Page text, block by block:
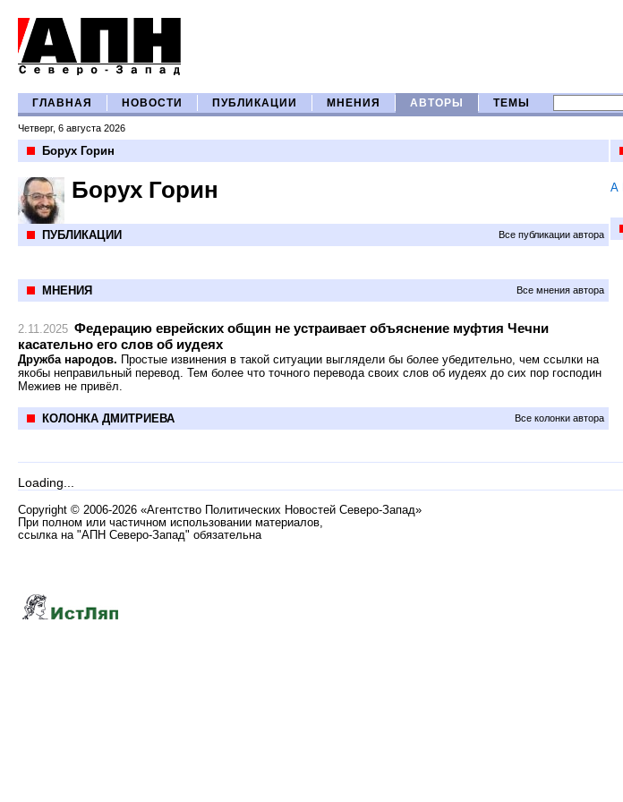
ГЛАВНАЯ НОВОСТИ ПУБЛИКАЦИИ МНЕНИЯ АВТОРЫ ТЕМЫ
Четверг, 6 августа 2026
Борух Горин
Борух Горин
ПУБЛИКАЦИИ Все публикации автора
МНЕНИЯ Все мнения автора
2.11.2025 Федерацию еврейских общин не устраивает объяснение муфтия Чечни
касательно его слов об иудеях
Дружба народов. Простые извинения в такой ситуации выглядели бы более убедительно, чем ссылки на
якобы неправильный перевод. Тем более что точного перевода своих слов об иудеях до сих пор господин
Межиев не привёл.
КОЛОНКА ДМИТРИЕВА Все колонки автора
А
Loading...
Copyright © 2006-2026 «Агентство Политических Новостей Северо-Запад»
При полном или частичном использовании материалов,
ссылка на "АПН Северо-Запад" обязательна